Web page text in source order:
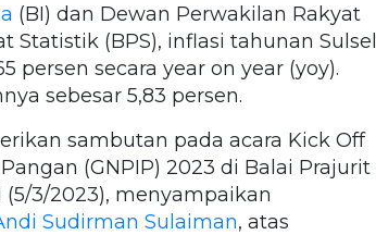
(BI) dan Dewan Perwakilan Rakyat
Statistik (BPS), inflasi tahunan Sulsel
persen secara year on year (yoy).
sebesar 5,83 persen.
sambutan pada acara Kick Off
(GNPIP) 2023 di Balai Prajurit
(5/3/2023), menyampaikan
Sudirman Sulaiman, atas